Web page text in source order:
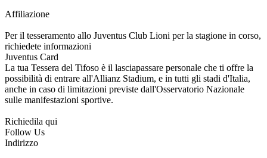
Affiliazione
Per il tesseramento allo Juventus Club Lioni per la stagione in corso,
richiedete informazioni
Juventus Card
La tua Tessera del Tifoso è il lasciapassare personale che ti offre la
possibilità di entrare all'Allianz Stadium, e in tutti gli stadi d'Italia,
anche in caso di limitazioni previste dall'Osservatorio Nazionale
sulle manifestazioni sportive.
Richiedila qui
Follow Us
Indirizzo